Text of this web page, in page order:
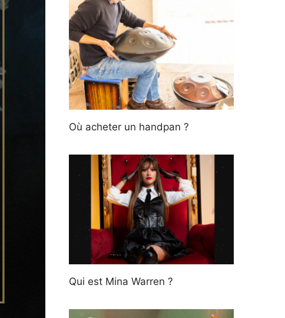
Où acheter un handpan ?
Qui est Mina Warren ?